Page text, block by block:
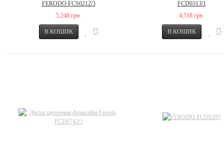
FERODO FCS0212/3
5,248 грн.
FCD0313/1
4,518 грн.